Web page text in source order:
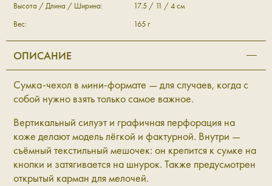
Высота / Длина / Ширина:
17.5 / 11 / 4 см
Вес:
165 г
ОПИСАНИЕ
Сумка-чехол в мини-формате — для случаев, когда с
собой нужно взять только самое важное.
Вертикальный силуэт и графичная перфорация на
коже делают модель лёгкой и фактурной. Внутри —
съёмный текстильный мешочек: он крепится к сумке на
кнопки и затягивается на шнурок. Также предусмотрен
открытый карман для мелочей.